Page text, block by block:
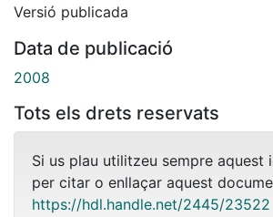
Versió publicada
Data de publicació
2008
Tots els drets reservats
Si us plau utilitzeu sempre aquest
per citar o enllaçar aquest
https://hdl.handle.net/2445/23522